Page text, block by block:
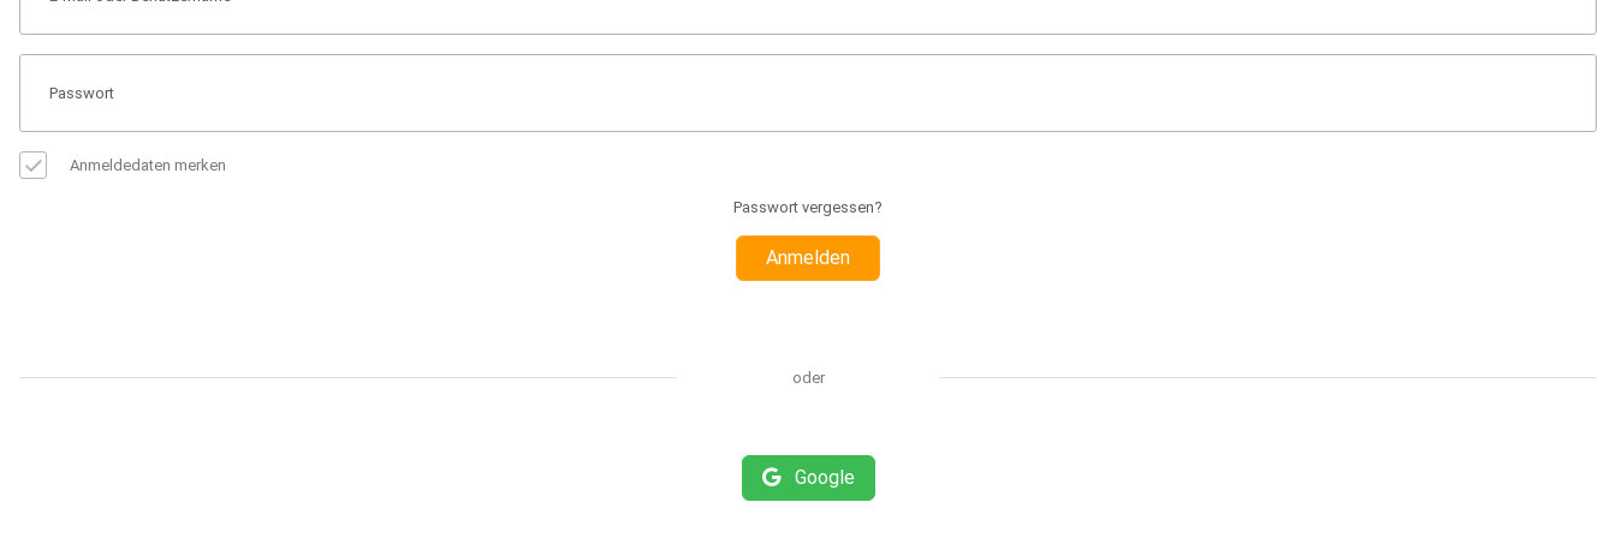
Anmeldedaten merken
Passwort vergessen?
Anmelden
oder
Google